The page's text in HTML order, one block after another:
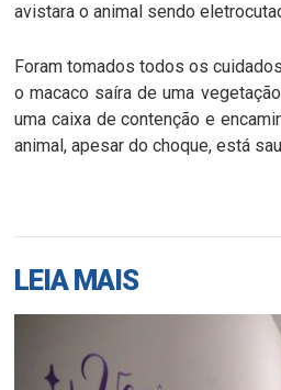
avistara o animal sendo
Foram tomados todos os
o macaco saíra de uma
uma caixa de contenção e
animal, apesar do choque, está
LEIA MAIS